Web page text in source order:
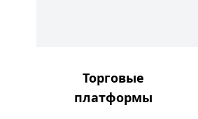
Торговые
платформы